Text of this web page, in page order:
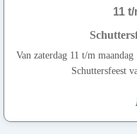
11
Van zaterdag 11 t/m
Schuttersfeest